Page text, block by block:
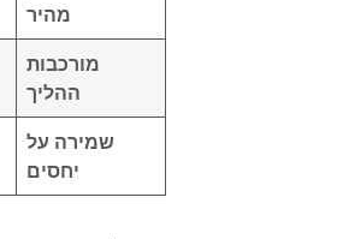
מהיר
מורכבות
ההליך
שמירה על
יחסים